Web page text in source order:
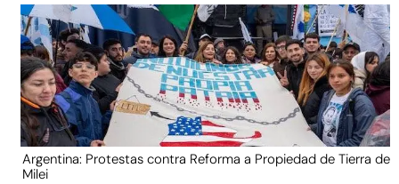
Argentina: Protestas contra Reforma a Propiedad de Tierra de
Milei